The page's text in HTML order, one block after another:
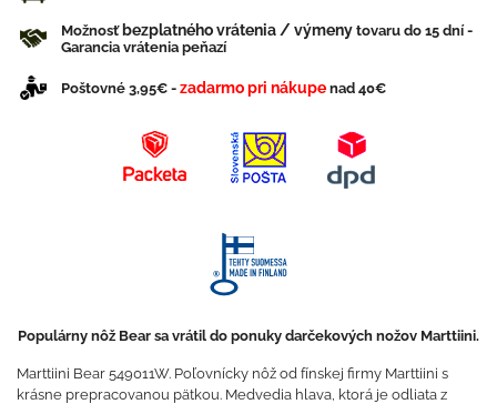
Možnosťbezplatného vrátenia / výmeny tovaru do 15 dní -
Garancia vrátenia peňazí
Poštovné 3,95€ - zadarmo pri nákupe nad 40€
Populárny nôž Bear sa vrátil do ponuky darčekových nožov Marttiini.
Marttiini Bear 549011W. Poľovnícky nôž od fínskej firmy Marttiini s
krásne prepracovanou pätkou. Medvedia hlava, ktorá je odliata z